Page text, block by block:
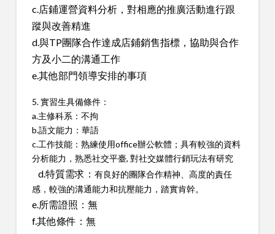
c.店鋪運營資料分析，對相應的推廣活動進行跟
蹤與改善精進
d.與TP團隊合作達成店鋪銷售指標，協助與合作
方及小二的溝通工作
e.其他部門領導安排的事項
5. 實習生具備條件：
a.主修科系：不拘
b.語文能力：華語
c.工作技能： 熟練使用office辦公軟體；具有較強的資料
分析能力，熟悉社交平臺, 對社交媒體行銷玩法有研究
d.特質需求： 有良好的團隊合作精神、高度的責任
感，較強的溝通能力和抗壓能力，踏實肯幹。
e.所需證照：無
f.其他條件：無